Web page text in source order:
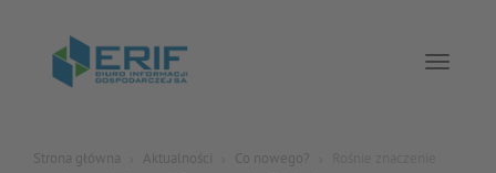
Strona główna Aktualności Co nowego?